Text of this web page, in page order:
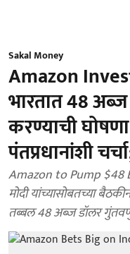
Sakal Money
Amazon
भारतात 48
करण्याची
पंतप्रधानांशी
Amazon to Pump $48
मोदी यांच्यासोबतच्या
तब्बल 48 अब्ज डॉलर